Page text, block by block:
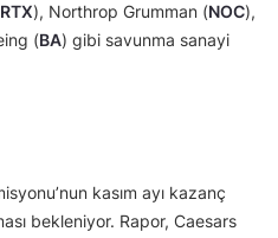
RTX), Northrop Grumman (NOC),
(BA) gibi savunma sanayi
kasım ayı kazanç
bekleniyor. Rapor, Caesars